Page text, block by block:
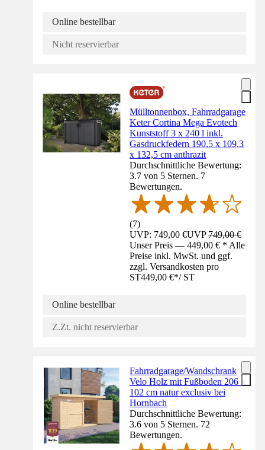
Online bestellbar
Nicht reservierbar
Mülltonnenbox, Fahrradgarage
Keter Cortina Mega Evotech
Kunststoff 3 x 240 l inkl.
Gasdruckfedern 190,5 x 109,3
x 132,5 cm anthrazit
Durchschnittliche Bewertung:
3.7 von 5 Sternen. 7
Bewertungen.
(7)
UVP: 749,00 €UVP749,00 €
Unser Preis — 449,00 € * Alle
Preise inkl. MwSt. und ggf.
zzgl. Versandkosten pro
ST449,00 €*/ ST
Online bestellbar
Z.Zt. nicht reservierbar
Fahrradgarage/Wandschrank
Velo Holz mit Fußboden 206 x
102 cm natur exclusiv bei
Hornbach
Durchschnittliche Bewertung:
3.6 von 5 Sternen. 72
Bewertungen.